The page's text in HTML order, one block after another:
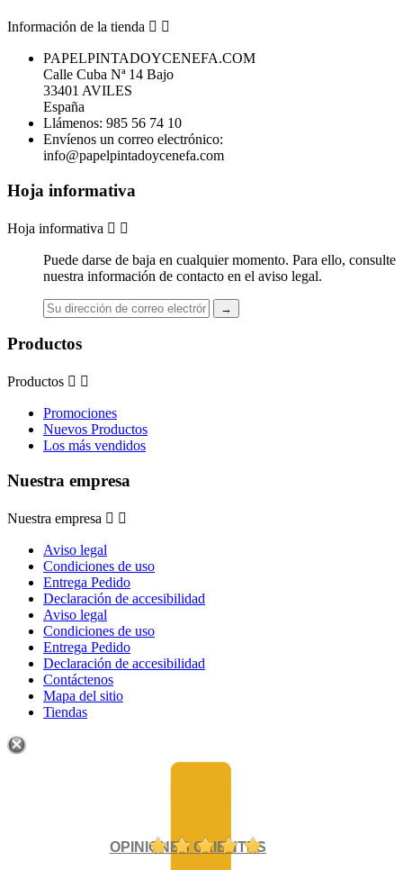
Información de la tienda  
PAPELPINTADOYCENEFA.COM
Calle Cuba Nª 14 Bajo
33401 AVILES
España
Llámenos: 985 56 74 10
Envíenos un correo electrónico:
info@papelpintadoycenefa.com
Hoja informativa
Hoja informativa  
Puede darse de baja en cualquier momento. Para ello, consulte
nuestra información de contacto en el aviso legal.
Productos
Productos  
Promociones
Nuevos Productos
Los más vendidos
Nuestra empresa
Nuestra empresa  
Aviso legal
Condiciones de uso
Entrega Pedido
Declaración de accesibilidad
Aviso legal
Condiciones de uso
Entrega Pedido
Declaración de accesibilidad
Contáctenos
Mapa del sitio
Tiendas
OPINIONES CLIENTES